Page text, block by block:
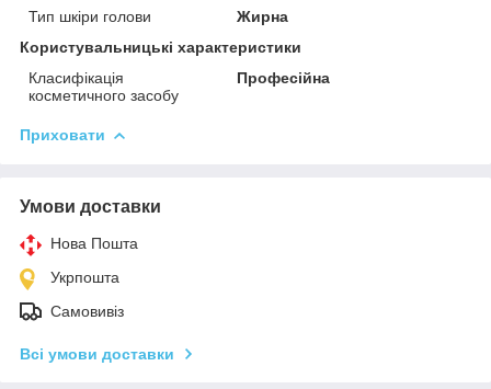
Тип шкіри голови
Жирна
Користувальницькі характеристики
Класифікація
косметичного засобу
Професійна
Приховати
Умови доставки
Нова Пошта
Укрпошта
Самовивіз
Всі умови доставки